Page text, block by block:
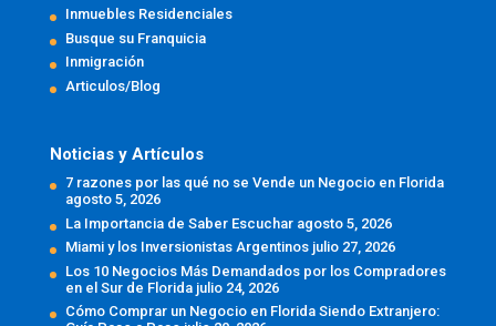
Inmuebles Residenciales
Busque su Franquicia
Inmigración
Articulos/Blog
Noticias y Artículos
7 razones por las qué no se Vende un Negocio en Florida
agosto 5, 2026
La Importancia de Saber Escuchar agosto 5, 2026
Miami y los Inversionistas Argentinos julio 27, 2026
Los 10 Negocios Más Demandados por los Compradores
en el Sur de Florida julio 24, 2026
Cómo Comprar un Negocio en Florida Siendo Extranjero: